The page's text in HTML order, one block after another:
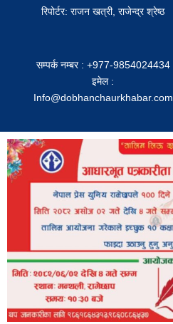
रिपोर्टर: राजन खत्री, राजेन्द्र श्रेष्ठ
सम्पर्क नम्बर : +977-9854024434
इमेल :
Info@dobhanchaurkhabar.com